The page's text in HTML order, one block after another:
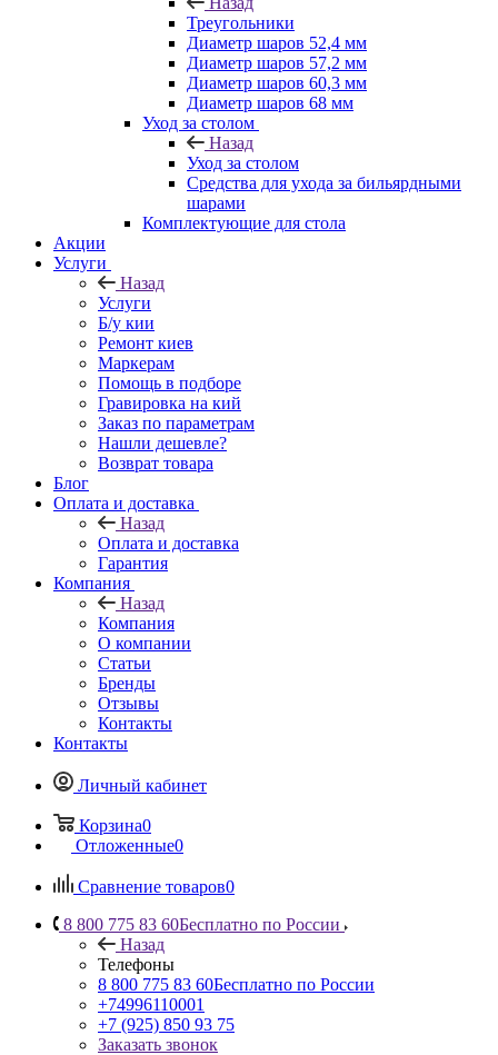
Треугольники
Диаметр шаров 52,4 мм
Диаметр шаров 57,2 мм
Диаметр шаров 60,3 мм
Диаметр шаров 68 мм
Уход за столом
Назад
Уход за столом
Средства для ухода за бильярдными
шарами
Комплектующие для стола
Акции
Услуги
Назад
Услуги
Б/у кии
Ремонт киев
Маркерам
Помощь в подборе
Гравировка на кий
Заказ по параметрам
Нашли дешевле?
Возврат товара
Блог
Оплата и доставка
Назад
Оплата и доставка
Гарантия
Компания
Назад
Компания
О компании
Статьи
Бренды
Отзывы
Контакты
Контакты
Личный кабинет
Корзина0
Отложенные0
Сравнение товаров0
8 800 775 83 60Бесплатно по России
Назад
Телефоны
8 800 775 83 60Бесплатно по России
+74996110001
+7 (925) 850 93 75
Заказать звонок